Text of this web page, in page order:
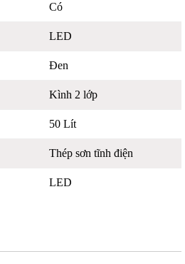
Có
LED
Đen
Kình 2 lớp
50 Lít
Thép sơn tĩnh điện
LED